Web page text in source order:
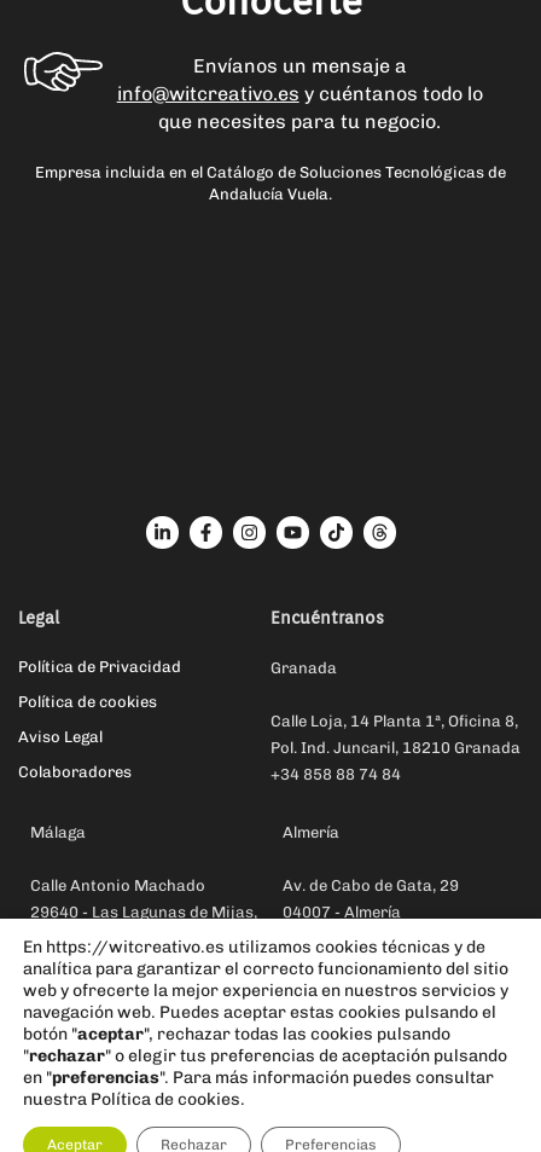
Envíanos un mensaje a
info@witcreativo.es y cuéntanos todo lo
que necesites para tu negocio.
Empresa incluida en el Catálogo de Soluciones Tecnológicas de
Andalucía Vuela.
Legal
Política de Privacidad
Política de cookies
Aviso Legal
Colaboradores
Encuéntranos
Granada
Calle Loja, 14 Planta 1ª, Oficina 8,
Pol. Ind. Juncaril, 18210 Granada
+34 858 88 74 84
Málaga
Calle Antonio Machado
29640 - Las Lagunas de Mijas,
Málaga
+34 607 81 85 08
Almería
Av. de Cabo de Gata, 29
04007 - Almería
+34 858 88 74 84
Mallorca
Calle Benito Pérez Galdós
07006 Palma - Islas Baleares
En https://witcreativo.es utilizamos cookies técnicas y de
analítica para garantizar el correcto funcionamiento del sitio
web y ofrecerte la mejor experiencia en nuestros servicios y
navegación web. Puedes aceptar estas cookies pulsando el
botón "aceptar", rechazar todas las cookies pulsando
"rechazar" o elegir tus preferencias de aceptación pulsando
en "preferencias". Para más información puedes consultar
nuestra Política de cookies.
Aceptar Rechazar Preferencias